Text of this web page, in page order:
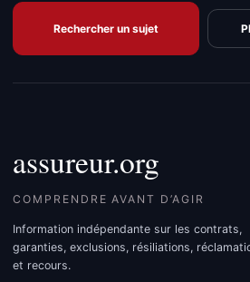
Rechercher un sujet
assureur.org
COMPRENDRE AVANT D’AGIR
Information indépendante sur les contrats,
garanties, exclusions, résiliations,
et recours.